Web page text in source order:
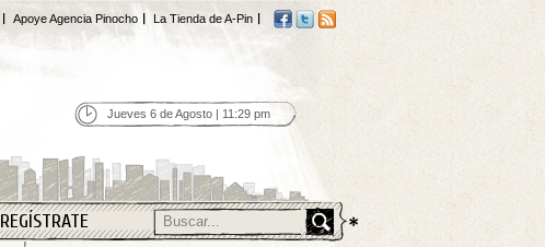
Apoye Agencia Pinocho La Tienda de A-Pin
Jueves 6 de Agosto | 11:29 pm
REGÍSTRATE